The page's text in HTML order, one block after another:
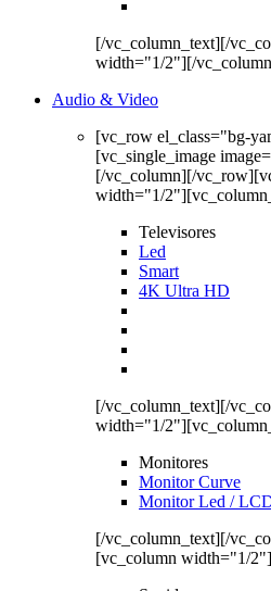
[/vc_column_text][/
width="1/2"][/
Audio & Video
[vc_row el_class="bg-
[vc_single_image
[/vc_column][/
width="1/
Televisores
Led
Smart
4K Ultra HD
[/vc_column_text][/
width="1/
Monitores
Monitor Curve
Monitor Led /
[/vc_column_text][/
[vc_column width="1/